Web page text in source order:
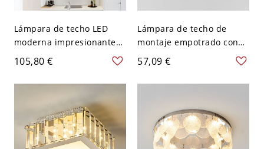
Lámpara de techo LED
moderna impresionante
en plata/cromo para uso
residencial - Blanco 110 A
120 V 25,4 cm Blanco
105,80 €
Lámpara de techo de
montaje empotrado con
bola de metal hermosa
para hogares modernos y
elegantes - 110 A 120 V
57,09 €